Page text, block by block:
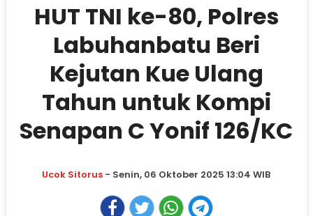
HUT TNI ke-80, Polres
Labuhanbatu Beri
Kejutan Kue Ulang
Tahun untuk Kompi
Senapan C Yonif 126/KC
Ucok Sitorus - Senin, 06 Oktober 2025 13:04 WIB